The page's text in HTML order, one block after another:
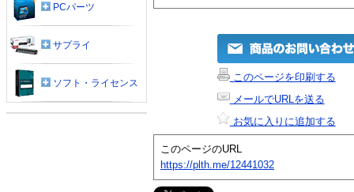
このページを印刷する
メールでURLを送る
お気に入りに追加する
このページのURL
https://plth.me/12441032
PCパーツ
サプライ
ソフト・ライセンス